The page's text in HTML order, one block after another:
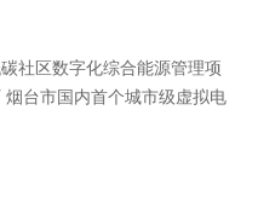
社区数字化综合能源管理项
台市国内首个城市级虚拟电